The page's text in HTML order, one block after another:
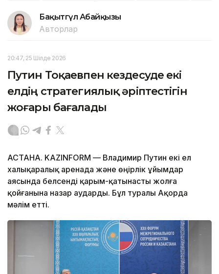
Бақытгүл Абайқызы
Авторлар
20:47, 25 Шілде 2026
Путин Тоқаевпен кездесуде екі
елдің стратегиялық әріптестігін
жоғары бағалады
АСТАНА. KAZINFORM — Владимир Путин екі ел
халықаралық аренада және өңірлік ұйымдар
аясында белсенді қарым-қатынасты жолға
қойғанына назар аударды. Бұл туралы Ақорда
мәлім етті.